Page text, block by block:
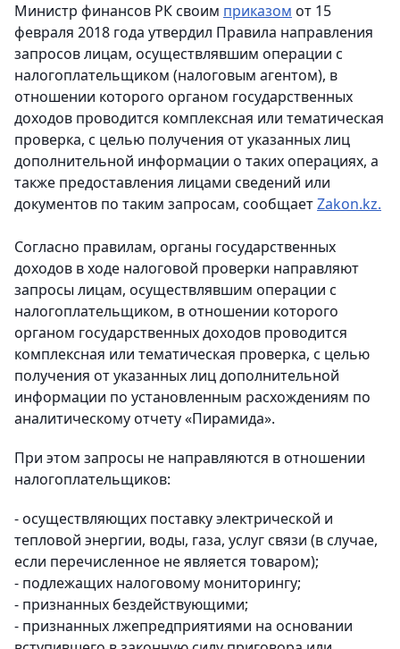
Министр финансов РК своим приказом от 15
февраля 2018 года утвердил Правила направления
запросов лицам, осуществлявшим операции с
налогоплательщиком (налоговым агентом), в
отношении которого органом государственных
доходов проводится комплексная или тематическая
проверка, с целью получения от указанных лиц
дополнительной информации о таких операциях, а
также предоставления лицами сведений или
документов по таким запросам, сообщаетZakon.kz.
Согласно правилам, органы государственных
доходов в ходе налоговой проверки направляют
запросы лицам, осуществлявшим операции с
налогоплательщиком, в отношении которого
органом государственных доходов проводится
комплексная или тематическая проверка, с целью
получения от указанных лиц дополнительной
информации по установленным расхождениям по
аналитическому отчету «Пирамида».
При этом запросы не направляются в отношении
налогоплательщиков:
- осуществляющих поставку электрической и
тепловой энергии, воды, газа, услуг связи (в случае,
если перечисленное не является товаром);
- подлежащих налоговому мониторингу;
- признанных бездействующими;
- признанных лжепредприятиями на основании